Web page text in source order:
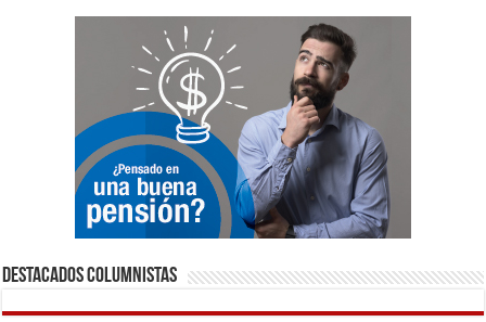
Destacados Columnistas